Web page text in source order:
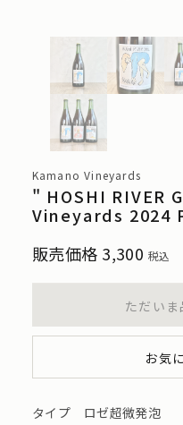
Kamano Vineyards
" HOSHI RIVER
Vineyards
販売価格 3,300 税込
ただいま
お気
タイプ ロゼ超微発泡